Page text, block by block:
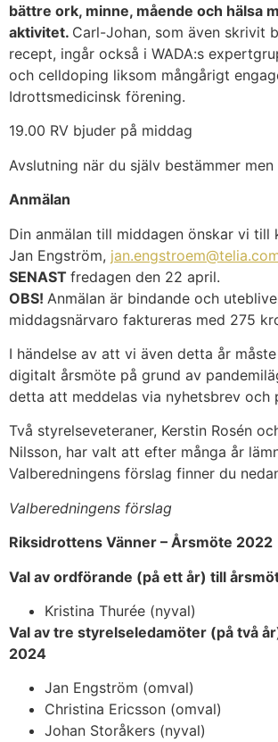
bättre ork, minne, mående och hälsa
aktivitet. Carl-Johan, som även skrivit
recept, ingår också i WADA:s
och celldoping liksom mångårigt
Idrottsmedicinsk förening.
19.00 RV bjuder på middag
Avslutning när du själv bestämmer men
Anmälan
Din anmälan till middagen önskar vi till
Jan Engström,
SENAST fredagen den 22 april.
OBS! Anmälan är bindande och
middagsnärvaro faktureras med 275
I händelse av att vi även detta år
digitalt årsmöte på grund av
detta att meddelas via nyhetsbrev och
Två styrelseveteraner, Kerstin Rosén
Nilsson, har valt att efter många år
Valberedningens förslag finner du
Valberedningens förslag
Riksidrottens Vänner – Årsmöte 2022
Val av ordförande (på ett år) till
Kristina Thurée (nyval)
Val av tre styrelseledamöter (på två
2024
Jan Engström (omval)
Christina Ericsson (omval)
Johan Storåkers (nyval)